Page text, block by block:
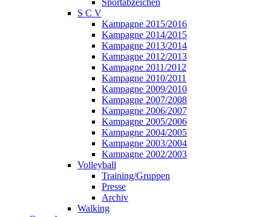
S C V
Kampagne 2015/2016
Kampagne 2014/2015
Kampagne 2013/2014
Kampagne 2012/2013
Kampagne 2011/2012
Kampagne 2010/2011
Kampagne 2009/2010
Kampagne 2007/2008
Kampagne 2006/2007
Kampagne 2005/2006
Kampagne 2004/2005
Kampagne 2003/2004
Kampagne 2002/2003
Volleyball
Training/Gruppen
Presse
Archiv
Walking